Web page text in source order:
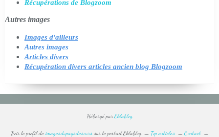
Récupérations de Blogzoom
Autres images
Images d'ailleurs
Autres images
Articles divers
Récupération divers articles ancien blog Blogzoom
Hébergé parEklablog
Voir le profil de imagesdupaysdesourssur le portail Eklablog Top articles Contact